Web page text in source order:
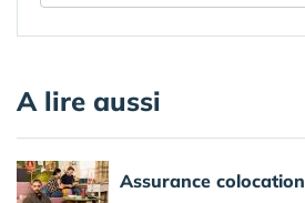
A lire aussi
Assurance colocation